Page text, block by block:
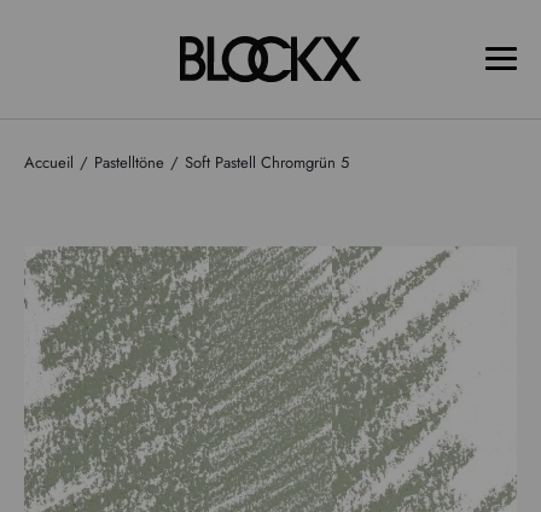
Accueil Pastelltöne Soft Pastell Chromgrün 5